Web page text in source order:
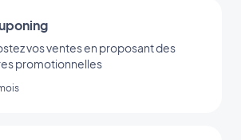
vos ventes en proposant des
promotionnelles